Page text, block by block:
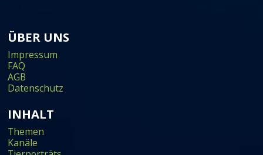
ÜBER UNS
Impressum
FAQ
AGB
Datenschutz
INHALT
Themen
Kanäle